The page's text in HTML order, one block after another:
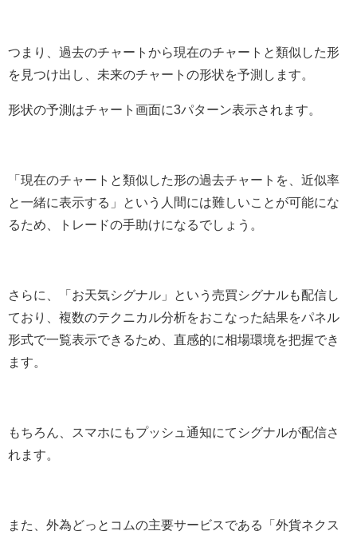
つまり、過去のチャートから現在のチャートと類似した形
を見つけ出し、未来のチャートの形状を予測します。
形状の予測はチャート画面に3パターン表示されます。
「現在のチャートと類似した形の過去チャートを、近似率
と一緒に表示する」という人間には難しいことが可能にな
るため、トレードの手助けになるでしょう。
さらに、「お天気シグナル」という売買シグナルも配信し
ており、複数のテクニカル分析をおこなった結果をパネル
形式で一覧表示できるため、直感的に相場環境を把握でき
ます。
もちろん、スマホにもプッシュ通知にてシグナルが配信さ
れます。
また、外為どっとコムの主要サービスである「外貨ネクス